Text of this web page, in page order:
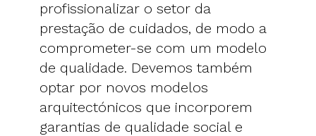
profissionalizar o setor da
prestação de cuidados, de modo a
comprometer-se com um modelo
de qualidade. Devemos também
optar por novos modelos
arquitectónicos que incorporem
garantias de qualidade social e